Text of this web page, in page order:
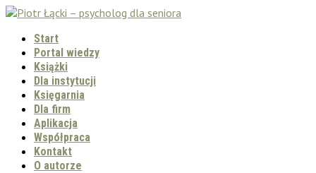
Start
Portal wiedzy
Książki
Dla instytucji
Księgarnia
Dla firm
Aplikacja
Współpraca
Kontakt
O autorze